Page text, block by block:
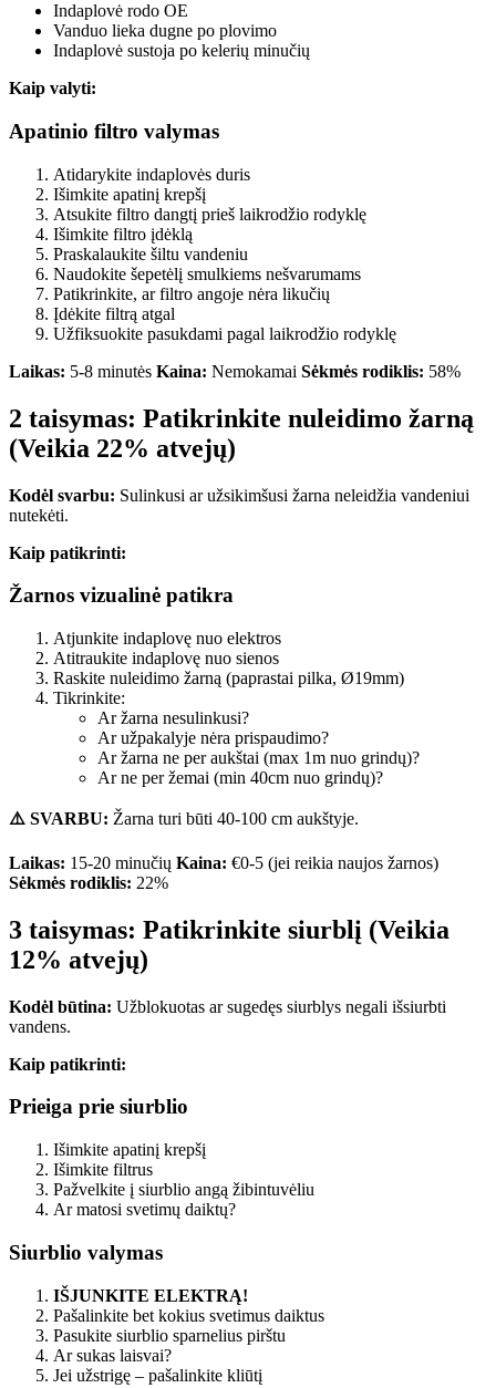
Indaplovė rodo OE
Vanduo lieka dugne po plovimo
Indaplovė sustoja po kelerių minučių
Kaip valyti:
Apatinio filtro valymas
Atidarykite indaplovės duris
Išimkite apatinį krepšį
Atsukite filtro dangtį prieš laikrodžio rodyklę
Išimkite filtro įdėklą
Praskalaukite šiltu vandeniu
Naudokite šepetėlį smulkiems nešvarumams
Patikrinkite, ar filtro angoje nėra likučių
Įdėkite filtrą atgal
Užfiksuokite pasukdami pagal laikrodžio rodyklę
Laikas: 5-8 minutės Kaina: Nemokamai Sėkmės rodiklis: 58%
2 taisymas: Patikrinkite nuleidimo žarną
(Veikia 22% atvejų)
Kodėl svarbu: Sulinkusi ar užsikimšusi žarna neleidžia vandeniui
nutekėti.
Kaip patikrinti:
Žarnos vizualinė patikra
Atjunkite indaplovę nuo elektros
Atitraukite indaplovę nuo sienos
Raskite nuleidimo žarną (paprastai pilka, Ø19mm)
Tikrinkite:
Ar žarna nesulinkusi?
Ar užpakalyje nėra prispaudimo?
Ar žarna ne per aukštai (max 1m nuo grindų)?
Ar ne per žemai (min 40cm nuo grindų)?
⚠️ SVARBU: Žarna turi būti 40-100 cm aukštyje.
Laikas: 15-20 minučių Kaina: €0-5 (jei reikia naujos žarnos)
Sėkmės rodiklis: 22%
3 taisymas: Patikrinkite siurblį (Veikia
12% atvejų)
Kodėl būtina: Užblokuotas ar sugedęs siurblys negali išsiurbti
vandens.
Kaip patikrinti:
Prieiga prie siurblio
Išimkite apatinį krepšį
Išimkite filtrus
Pažvelkite į siurblio angą žibintuvėliu
Ar matosi svetimų daiktų?
Siurblio valymas
IŠJUNKITE ELEKTRĄ!
Pašalinkite bet kokius svetimus daiktus
Pasukite siurblio sparnelius pirštu
Ar sukas laisvai?
Jei užstrigę – pašalinkite kliūtį